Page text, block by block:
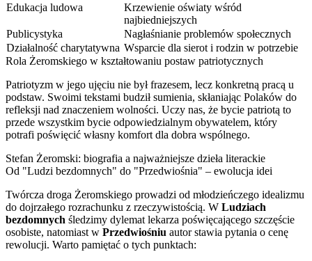
Edukacja ludowa
Krzewienie oświaty wśród
najbiedniejszych
Publicystyka
Nagłaśnianie problemów społecznych
Działalność charytatywna Wsparcie dla sierot i rodzin w potrzebie
Rola Żeromskiego w kształtowaniu postaw patriotycznych
Patriotyzm w jego ujęciu nie był frazesem, lecz konkretną pracą u
podstaw. Swoimi tekstami budził sumienia, skłaniając Polaków do
refleksji nad znaczeniem wolności. Uczy nas, że bycie patriotą to
przede wszystkim bycie odpowiedzialnym obywatelem, który
potrafi poświęcić własny komfort dla dobra wspólnego.
Stefan Żeromski: biografia a najważniejsze dzieła literackie
Od "Ludzi bezdomnych" do "Przedwiośnia" – ewolucja idei
Twórcza droga Żeromskiego prowadzi od młodzieńczego idealizmu
do dojrzałego rozrachunku z rzeczywistością. W Ludziach
bezdomnych śledzimy dylemat lekarza poświęcającego szczęście
osobiste, natomiast w Przedwiośniu autor stawia pytania o cenę
rewolucji. Warto pamiętać o tych punktach: